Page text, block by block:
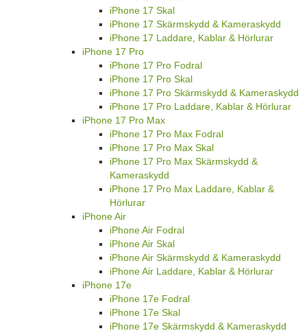
iPhone 17 Skal
iPhone 17 Skärmskydd & Kameraskydd
iPhone 17 Laddare, Kablar & Hörlurar
iPhone 17 Pro
iPhone 17 Pro Fodral
iPhone 17 Pro Skal
iPhone 17 Pro Skärmskydd & Kameraskydd
iPhone 17 Pro Laddare, Kablar & Hörlurar
iPhone 17 Pro Max
iPhone 17 Pro Max Fodral
iPhone 17 Pro Max Skal
iPhone 17 Pro Max Skärmskydd &
Kameraskydd
iPhone 17 Pro Max Laddare, Kablar &
Hörlurar
iPhone Air
iPhone Air Fodral
iPhone Air Skal
iPhone Air Skärmskydd & Kameraskydd
iPhone Air Laddare, Kablar & Hörlurar
iPhone 17e
iPhone 17e Fodral
iPhone 17e Skal
iPhone 17e Skärmskydd & Kameraskydd